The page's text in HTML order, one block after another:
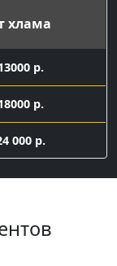
хлама
р.
р.
000 р.
000 р.